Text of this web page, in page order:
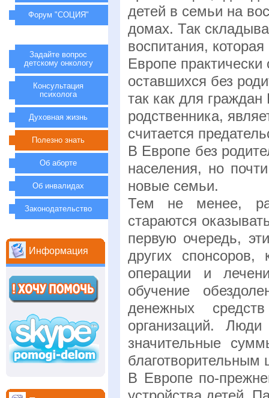
детей в семьи на
домах. Так
воспитания,
Европе практически
оставшихся без
так как для
родственника,
считается
В Европе без
населения, но
новые семьи.
Тем не менее,
стараются
первую очередь,
других
операции и
обучение
денежных
организаций.
значительные
благотворительным
В Европе по-
Форум "СОЦИЯ"
Задайте вопрос
детскому онкологу
Консультация
психолога
Духовная жизнь
Полезно знать
Об аборте
Об инвалидах
Законодательство
Информация